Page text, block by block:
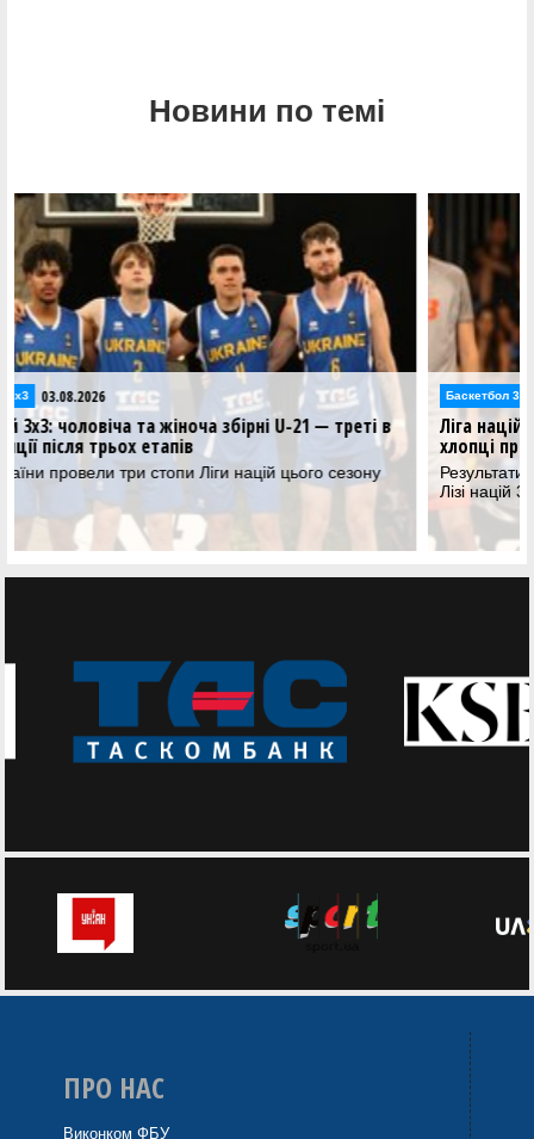
Новини по темі
Відео 31.07.2026
Збірні України U-21 у Лізі націй 3х3: відеотрансляція 31
липня
Молодіжні збірні України розпочинають свої виступи у
сезоні 3х3
ПРО НАС
Виконком ФБУ